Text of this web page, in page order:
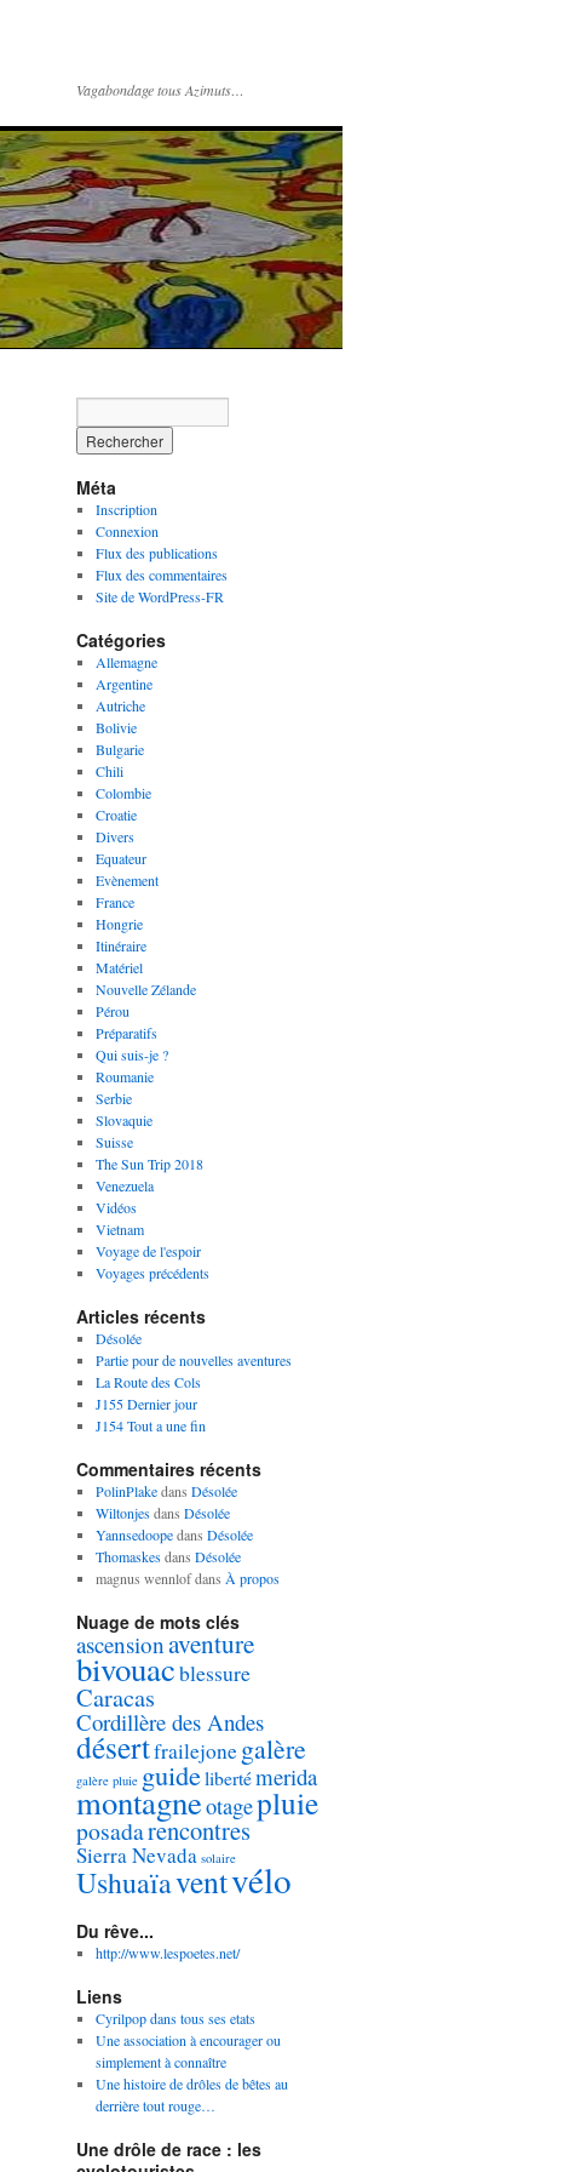
Vagabondage tous Azimuts…
Méta
Inscription
Connexion
Flux des publications
Flux des commentaires
Site de WordPress-FR
Catégories
Allemagne
Argentine
Autriche
Bolivie
Bulgarie
Chili
Colombie
Croatie
Divers
Equateur
Evènement
France
Hongrie
Itinéraire
Matériel
Nouvelle Zélande
Pérou
Préparatifs
Qui suis-je ?
Roumanie
Serbie
Slovaquie
Suisse
The Sun Trip 2018
Venezuela
Vidéos
Vietnam
Voyage de l'espoir
Voyages précédents
Articles récents
Désolée
Partie pour de nouvelles aventures
La Route des Cols
J155 Dernier jour
J154 Tout a une fin
Commentaires récents
PolinPlakedans Désolée
Wiltonjesdans Désolée
Yannsedoopedans Désolée
Thomaskesdans Désolée
magnus wennlofdans À propos
Nuage de mots clés
ascensionaventure
bivouacblessure
Caracas
Cordillère des Andes
désertfrailejonegalère
galère pluie guidelibertémerida
montagneotagepluie
posadarencontres
Sierra Nevada solaire
Ushuaïaventvélo
Du rêve...
http://www.lespoetes.net/
Liens
Cyrilpop dans tous ses etats
Une association à encourager ou
simplement à connaître
Une histoire de drôles de bêtes au
derrière tout rouge…
Une drôle de race : les